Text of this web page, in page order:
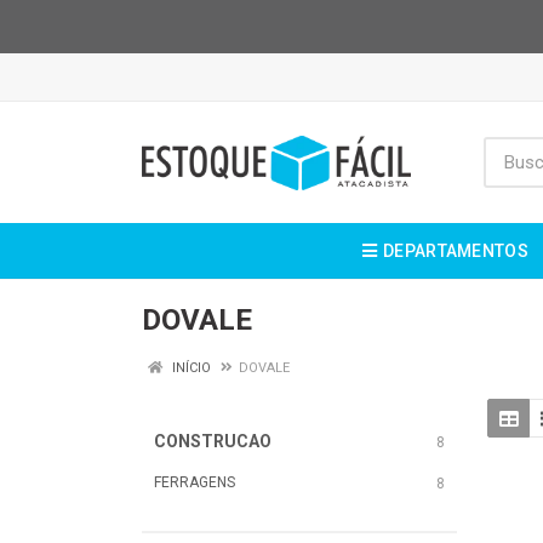
DEPARTAMENTOS
DOVALE
INÍCIO DOVALE
CONSTRUCAO 8
FERRAGENS 8